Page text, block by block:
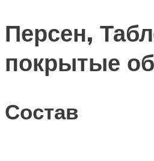
Персен,
покрытые
Состав